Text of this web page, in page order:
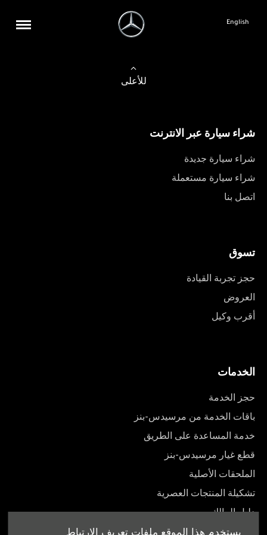
يستخدم هذا الموقع ملفات تعريف الارتباط
English
للأعلى
شراء سيارة عبر الانترنت
شراء سيارة جديدة
شراء سيارة مستعملة
اتصل بنا
تسوق
حجز تجربة القيادة
العروض
أقرب وكيل
الخدمات
حجز الخدمة
باقات الخدمة من مرسيدس-بنز
خدمة المساعدة على الطريق
قطع غيار مرسيدس-بنز
الملحقات الأصلية
تشكيلة المنتجات العصرية
دليل المالك